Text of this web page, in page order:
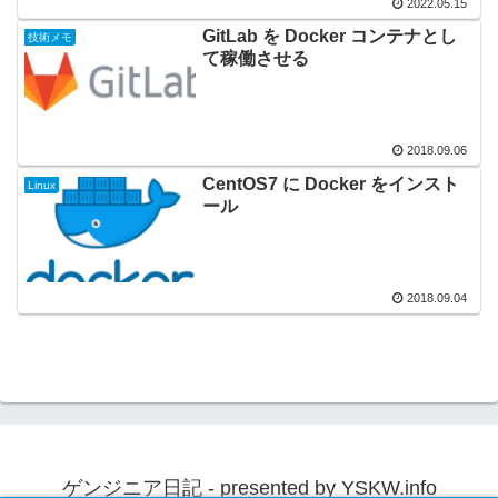
2022.05.15
技術メモ
GitLab を Docker コンテナとし
て稼働させる
2018.09.06
Linux
CentOS7 に Docker をインスト
ール
2018.09.04
ゲンジニア日記 - presented by YSKW.info